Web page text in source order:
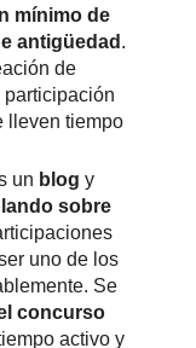
mínimo de
antigüedad .
de
participación
lleven tiempo
un blog y
sobre
uno de los
Se
concurso
activo y